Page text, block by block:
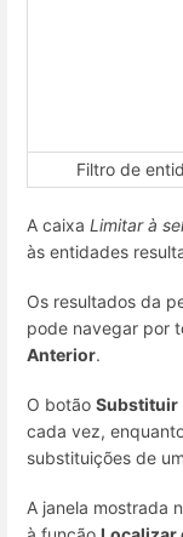
Filtro de
A caixa Limitar à
às entidades
Os resultados da
pode navegar por
Anterior.
O botão Substituir
cada vez,
substituições de
A janela mostrada